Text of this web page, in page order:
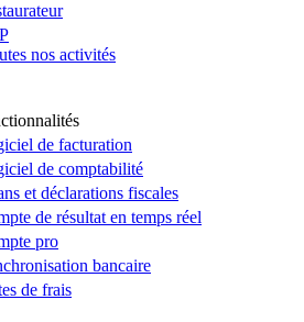
nos activités
de facturation
de comptabilité
et déclarations fiscales
de résultat en temps réel
pro
bancaire
de frais